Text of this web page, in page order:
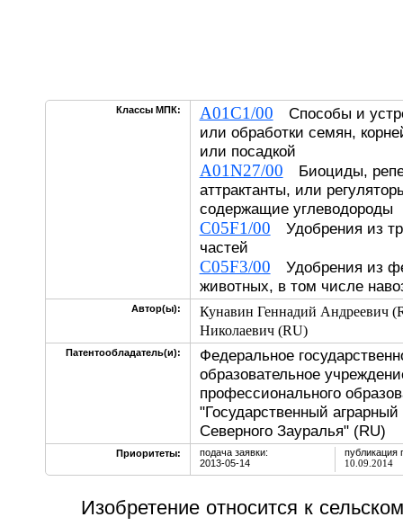
Классы МПК: A01C1/00 Способы и
или обработки семян,
или посадкой
A01N27/00 Биоциды,
аттрактанты, или
содержащие углеводороды
C05F1/00 Удобрения из
частей
C05F3/00 Удобрения из
животных, в том числе
Автор(ы):
Кунавин Геннадий Андреевич
Николаевич (RU)
Патентообладатель(и):
Федеральное
образовательное
профессионального
"Государственный аграрный
Северного Зауралья" (RU)
Приоритеты:
подача заявки:
2013-05-14
публикация
10.09.2014
Изобретение относится к